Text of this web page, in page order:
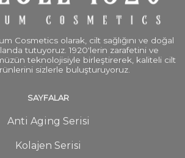
Cosmetics olarak, cilt sağlığını ve doğal
tutuyoruz. 1920'lerin zarafetini ve
teknolojisiyle birleştirerek, kaliteli cilt
sizlerle buluşturuyoruz.
SAYFALAR
Anti Aging Serisi
Kolajen Serisi